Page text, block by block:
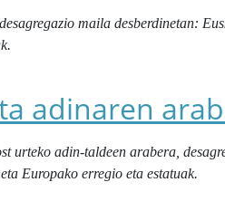
maila desberdinetan:
adinaren
urteko adin-taldeen arabera,
Europako erregio eta estatuak.